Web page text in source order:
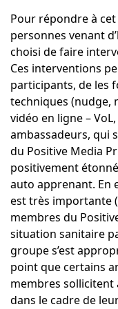
Pour répondre à
personnes venant
choisi de faire
Ces interventions
participants, de les
techniques (nudge,
vidéo en ligne –
ambassadeurs, qui
du Positive Media
positivement
auto apprenant. En
est très importante
membres du
situation sanitaire
groupe s’est
point que certains
membres sollicitent
dans le cadre de